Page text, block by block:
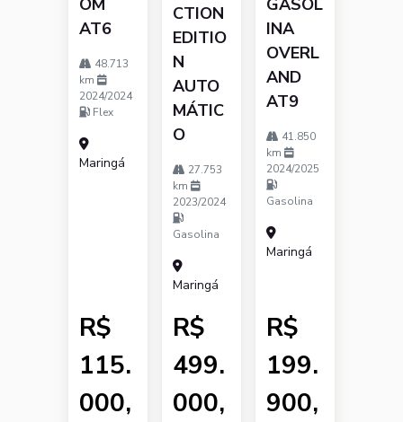
AT6
48.713
km
2024/2024
Flex
Maringá
R$
115.
000,
CTION
EDITIO
N
AUTO
MÁTIC
O
27.753
km
2023/2024
Gasolina
Maringá
R$
499.
000,
INA
OVERL
AND
AT9
41.850
km
2024/2025
Gasolina
Maringá
R$
199.
900,